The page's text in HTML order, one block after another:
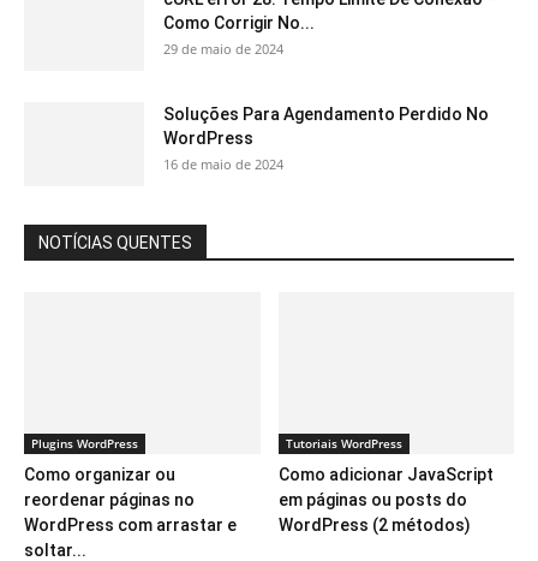
Como Corrigir No...
29 de maio de 2024
Soluções Para Agendamento Perdido No
WordPress
16 de maio de 2024
NOTÍCIAS QUENTES
Plugins WordPress
Como organizar ou
reordenar páginas no
WordPress com arrastar e
soltar...
Tutoriais WordPress
Como adicionar JavaScript
em páginas ou posts do
WordPress (2 métodos)